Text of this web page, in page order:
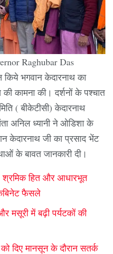
Raghubar Das
किये भगवान केदारनाथ का
कामना की। दर्शनों के पश्चात
( बीकेटीसी) केदारनाथ
अनिल ध्यानी ने ओडिशा के
केदारनाथ जी का प्रसाद भेंट
के बावत जानकारी दी।
श्रमिक हित और आधारभूत
फैसले
मसूरी में बढ़ी पर्यटकों की
दिए मानसून के दौरान सतर्क